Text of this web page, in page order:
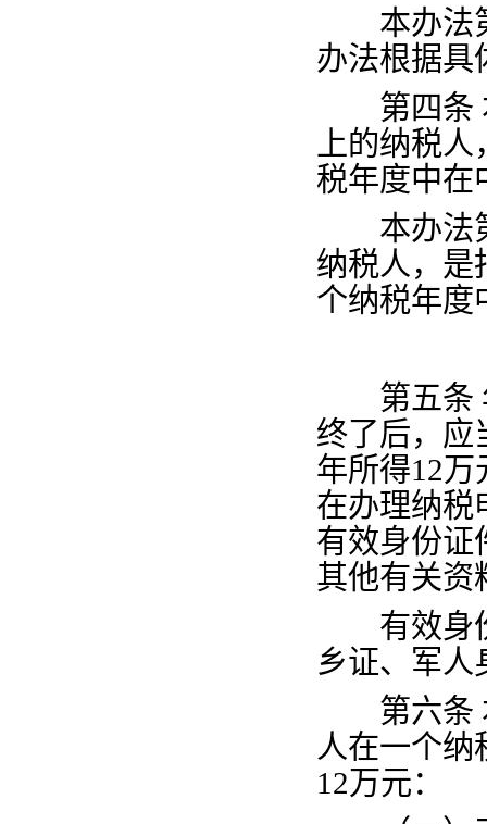
本办法第
办法根据具
第四条
上的纳税
税年度中在
本办法第
纳税人，是
个纳税年度
第五条
终了后，应
年所得12万
在办理纳税
有效身份证
其他有关资
有效身份
乡证、军人
第六条
人在一个纳
12万元：